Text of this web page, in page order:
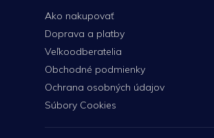
Ako nakupovať
Doprava a platby
Veľkoodberatelia
Obchodné podmienky
Ochrana osobných údajov
Súbory Cookies